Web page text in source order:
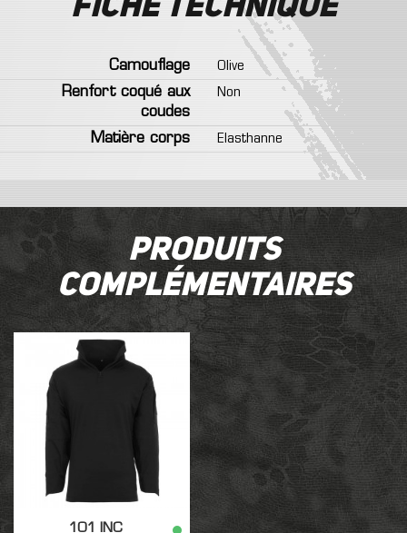
Fiche technique
Camouflage
Olive
Renfort coqué aux
coudes
Non
Matière corps Elasthanne
Produits
complémentaires
101 INC